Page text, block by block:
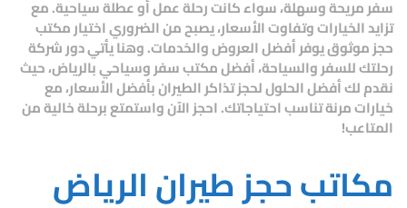
سفر مريحة وسهلة، سواء كانت رحلة عمل أو عطلة سياحية. مع
تزايد الخيارات وتفاوت الأسعار، يصبح من الضروري اختيار مكتب
حجز موثوق يوفر أفضل العروض والخدمات. وهنا يأتي دورشركة
رحلتك للسفر والسياحة، أفضل مكتب سفر وسياحي بالرياض، حيث
نقدم لك أفضل الحلول لحجز تذاكر الطيران بأفضل الأسعار، مع
خيارات مرنة تناسب احتياجاتك. احجز الآن واستمتع برحلة خالية من
المتاعب!
مكاتب حجز طيران الرياض